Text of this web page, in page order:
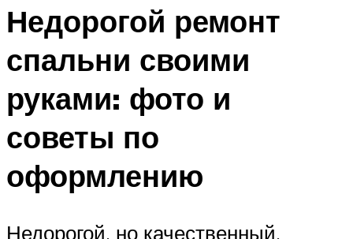
Недорогой ремонт
спальни своими
руками: фото и
советы по
оформлению
Недорогой, но качественный,